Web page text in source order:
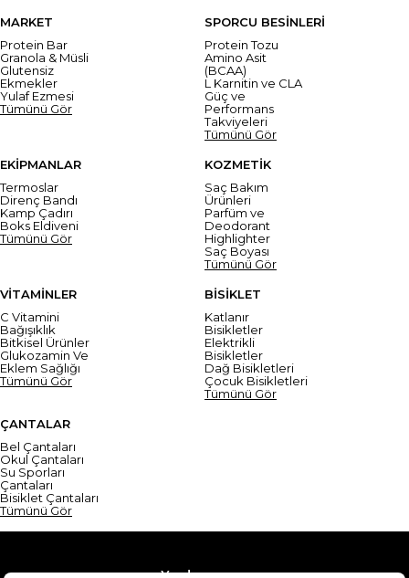
MARKET
Protein Bar
Granola & Müsli
Glutensiz
Ekmekler
Yulaf Ezmesi
Tümünü Gör
SPORCU BESİNLERİ
Protein Tozu
Amino Asit
(BCAA)
L Karnitin ve CLA
Güç ve
Performans
Takviyeleri
Tümünü Gör
EKİPMANLAR
Termoslar
Direnç Bandı
Kamp Çadırı
Boks Eldiveni
Tümünü Gör
KOZMETİK
Saç Bakım
Ürünleri
Parfüm ve
Deodorant
Highlighter
Saç Boyası
Tümünü Gör
VİTAMİNLER
C Vitamini
Bağışıklık
Bitkisel Ürünler
Glukozamin Ve
Eklem Sağlığı
Tümünü Gör
BİSİKLET
Katlanır
Bisikletler
Elektrikli
Bisikletler
Dağ Bisikletleri
Çocuk Bisikletleri
Tümünü Gör
ÇANTALAR
Bel Çantaları
Okul Çantaları
Su Sporları
Çantaları
Bisiklet Çantaları
Tümünü Gör